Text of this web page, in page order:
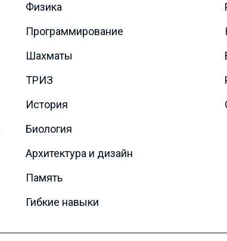
Физика
Программирование
Шахматы
ТРИЗ
История
Биология
Архитектура и дизайн
Память
Гибкие навыки